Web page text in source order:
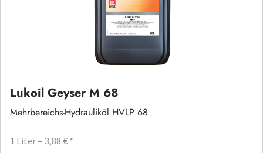
Lukoil Geyser M 68
Mehrbereichs-Hydrauliköl HVLP 68
1 Liter = 3,88 € *